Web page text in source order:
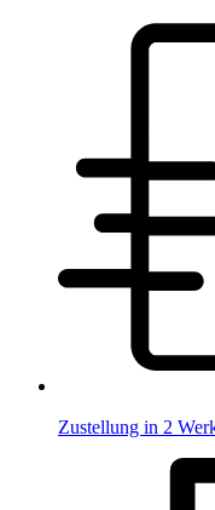
Zustellung in 2